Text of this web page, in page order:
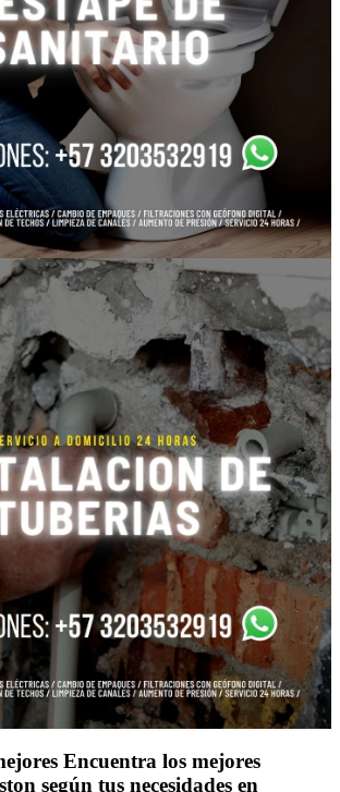
Encuentra los mejores
según tus necesidades en